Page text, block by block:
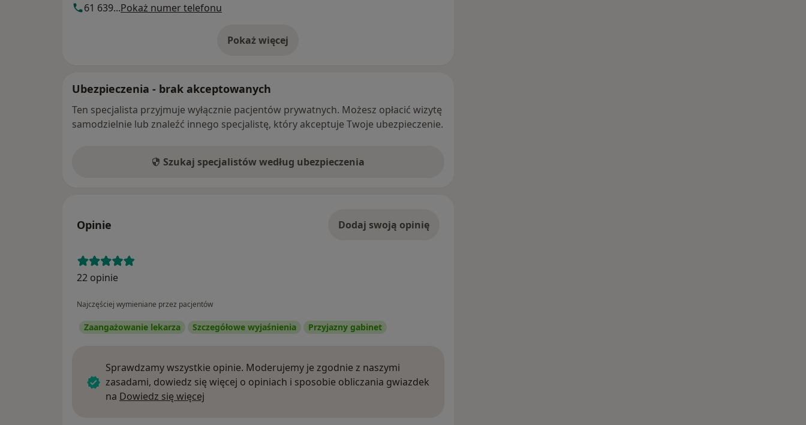
61 639...Pokaż numer telefonu
Pokaż więcej
o adresie
Ubezpieczenia - brak akceptowanych
Ten specjalista przyjmuje wyłącznie pacjentów prywatnych. Możesz opłacić wizytę
samodzielnie lub znaleźć innego specjalistę, który akceptuje Twoje ubezpieczenie.
Szukaj specjalistów według ubezpieczenia
Opinie Dodaj swoją opinię
22 opinie
Najczęściej wymieniane przez pacjentów
Zaangażowanie lekarza Szczegółowe wyjaśnienia Przyjazny gabinet
Sprawdzamy wszystkie opinie. Moderujemy je zgodnie z naszymi
zasadami, dowiedz się więcej o opiniach i sposobie obliczania gwiazdek
na Dowiedz się więcej